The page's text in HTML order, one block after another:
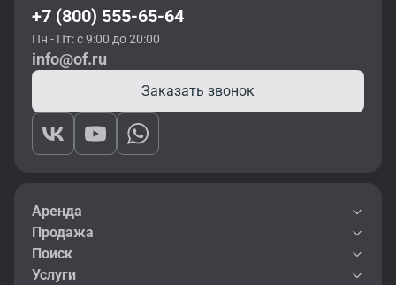
+7 (800) 555-65-64
Пн - Пт: с 9:00 до 20:00
info@of.ru
Заказать звонок
Аренда
Продажа
Поиск
Услуги